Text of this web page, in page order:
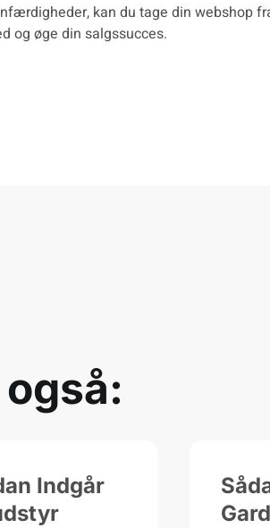
kan du tage din webshop
og øge din salgssucces.
Indgår